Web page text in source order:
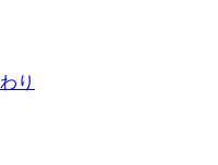
り